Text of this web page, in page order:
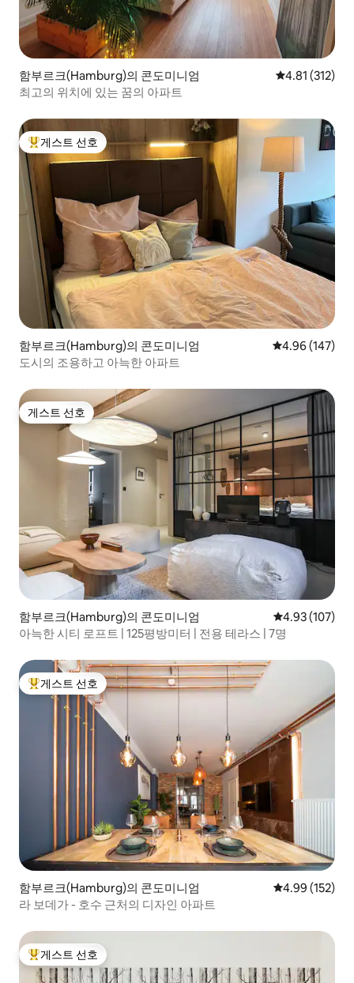
함부르크(Hamburg)의 콘도미니엄 평점 4.81점(5
4.81 (312)
최고의 위치에 있는 꿈의 아파트
상위 게스트 선호
게스트 선호
함부르크(Hamburg)의 콘도미니엄 평점 4.96점(5
4.96 (147)
도시의 조용하고 아늑한 아파트
게스트 선호
게스트 선호
함부르크(Hamburg)의 콘도미니엄 평점 4.93점(5
4.93 (107)
아늑한 시티 로프트 | 125평방미터 | 전용 테라스 | 7명
상위 게스트 선호
게스트 선호
함부르크(Hamburg)의 콘도미니엄 평점 4.99점(5
4.99 (152)
라 보데가 - 호수 근처의 디자인 아파트
상위 게스트 선호
게스트 선호